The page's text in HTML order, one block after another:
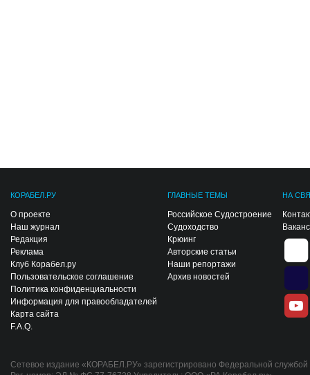
КОРАБЕЛ.РУ
О проекте
Наш журнал
Редакция
Реклама
Клуб Корабел.ру
Пользовательское соглашение
Политика конфиденциальности
Информация для правообладателей
Карта сайта
F.A.Q.
ГЛАВНЫЕ ТЕМЫ
Российское Судостроение
Судоходство
Крюинг
Авторские статьи
Наши репортажи
Архив новостей
НА
Сетевое издание «КОРАБЕЛ.РУ» зарегистрировано Федеральной